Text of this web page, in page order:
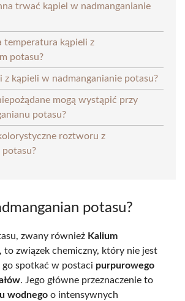
trwać kąpiel w nadmanganianie
temperatura kąpieli z
potasu?
z kąpieli w nadmanganianie potasu?
mogą wystąpić przy
potasu?
roztworu z
potasu?
potasu?
zwany również Kalium
, to związek chemiczny, który nie jest
spotkać w postaci purpurowego
. Jego główne przeznaczenie to
wodnego o intensywnych